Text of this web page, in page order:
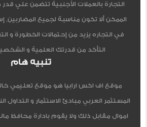
التجارة بالعملات الأجنبية تتضمن علي
الممكن ألا تكون مناسبة لجميع المضاربين,
في التجاره يزيد من إحتمالات الخطورة و
التأكد من قدرتك العلمية و
تنبيه هام
موقع اف اكس ارابيا هو موقع تعليمي
المستثمر العربي مبادئ الاستثمار و
اموال مقابل ذلك ولا يقوم بادارة محافظ